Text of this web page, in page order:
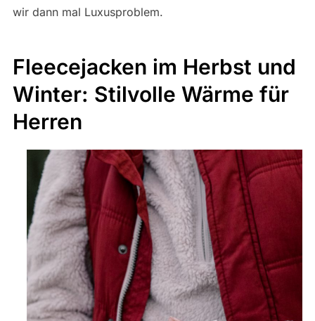
wir dann mal Luxusproblem.
Fleecejacken im Herbst und
Winter: Stilvolle Wärme für
Herren